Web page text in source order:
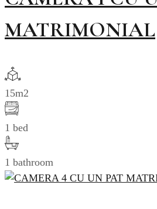
MATRIMONIAL
15m2
1 bed
1 bathroom